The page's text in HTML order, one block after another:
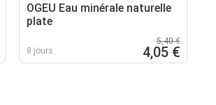
OGEU Eau minérale naturelle
plate
8 jours
5,40 €
4,05 €